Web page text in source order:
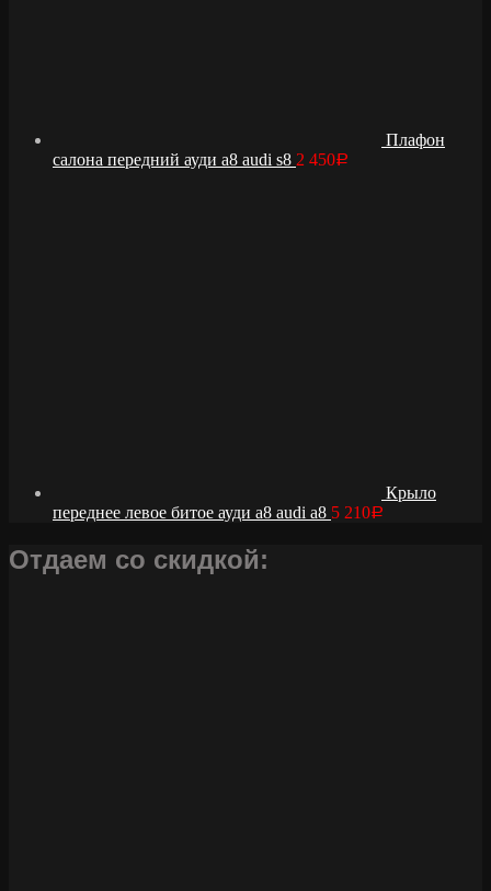
Плафон
салона передний ауди а8 audi s8 2 450Р
Крыло
переднее левое битое ауди а8 audi a8 5 210Р
Отдаем со скидкой: